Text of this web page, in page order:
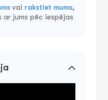
vai rakstiet mums,
ar jums pēc iespējas